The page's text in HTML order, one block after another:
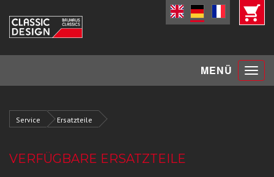
MENÜ Toggle
Service Ersatzteile
VERFÜGBARE ERSATZTEILE